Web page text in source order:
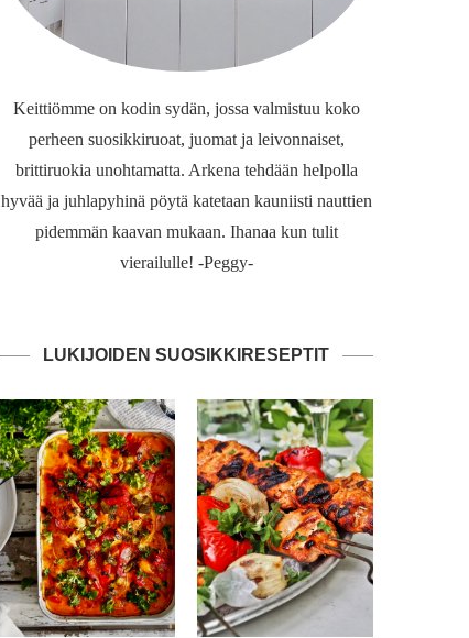
Keittiömme on kodin sydän, jossa valmistuu koko
perheen suosikkiruoat, juomat ja leivonnaiset,
brittiruokia unohtamatta. Arkena tehdään helpolla
hyvää ja juhlapyhinä pöytä katetaan kauniisti nauttien
pidemmän kaavan mukaan. Ihanaa kun tulit
vierailulle! -Peggy-
LUKIJOIDEN SUOSIKKIRESEPTIT